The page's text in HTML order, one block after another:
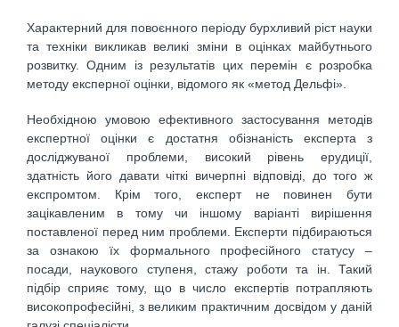
Характерний для повоєнного перiоду бурхливий рiст науки
та технiки викликав великi змiни в оцiнках майбутнього
розвитку. Одним iз результатiв цих перемiн є розробка
методу експерної оцiнки, відомого як «метод Дельфi».
Необхідною умовою ефективного застосування методів
експертної оцінки є достатня обізнаність експерта з
досліджуваної проблеми, високий рівень ерудиції,
здатність його давати чіткі вичерпні відповіді, до того ж
експромтом. Крім того, експерт не повинен бути
зацікавленим в тому чи іншому варіанті вирішення
поставленої перед ним проблеми. Експерти підбираються
за ознакою їх формального професійного статусу –
посади, наукового ступеня, стажу роботи та ін. Такий
підбір сприяє тому, що в число експертів потрапляють
високопрофесійні, з великим практичним досвідом у даній